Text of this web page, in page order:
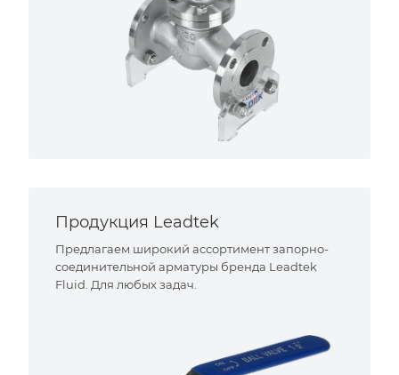
Продукция Leadtek
Предлагаем широкий ассортимент запорно-
соединительной арматуры бренда Leadtek
Fluid. Для любых задач.